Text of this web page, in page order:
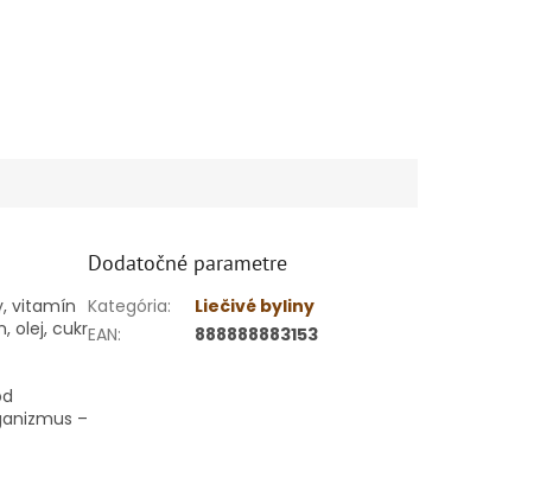
vitamín
olej, cukr
–
Dodatočné parametre
Kategória:
Liečivé byliny
EAN: 888888883153